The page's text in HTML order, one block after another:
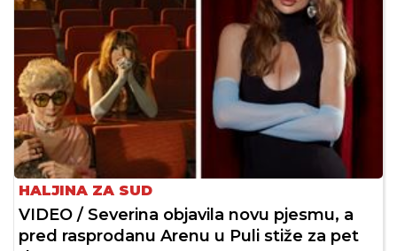
HALJINA ZA SUD
VIDEO / Severina objavila novu pjesmu, a
pred rasprodanu Arenu u Puli stiže za pet